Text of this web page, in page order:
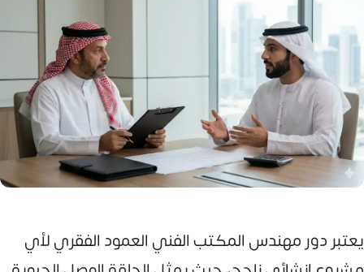
يعتبر دور مهندس المكتب الفني العمود الفقري لأي